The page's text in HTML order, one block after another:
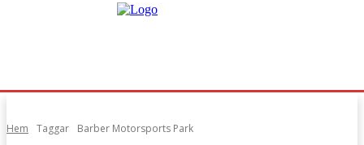
Hem Taggar Barber Motorsports Park